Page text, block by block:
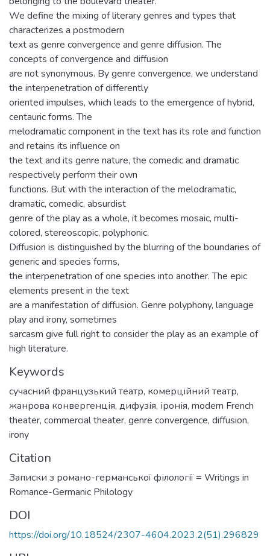
We define the mixing of literary genres and types that
characterizes a postmodern
text as genre convergence and genre diffusion. The
concepts of convergence and diffusion
are not synonymous. By genre convergence, we understand
the interpenetration of differently
oriented impulses, which leads to the emergence of hybrid,
centauric forms. The
melodramatic component in the text has its role and function
and retains its influence on
the text and its genre nature, the comedic and dramatic
respectively perform their own
functions. But with the interaction of the melodramatic,
dramatic, comedic, absurdist
genre of the play as a whole, it becomes mosaic, multi-
colored, stereoscopic, polyphonic.
Diffusion is distinguished by the blurring of the boundaries of
generic and species forms,
the interpenetration of one species into another. The epic
elements present in the text
are a manifestation of diffusion. Genre polyphony, language
play and irony, sometimes
sarcasm give full right to consider the play as an example of
high literature.
Keywords
сучасний французький театр, комерційний театр,
жанрова конвергенція, дифузія, іронія, modern French
theater, commercial theater, genre convergence, diffusion,
irony
Citation
Записки з романо-германської філології = Writings in
Romance-Germanic Philology
DOI
https://doi.org/10.18524/2307-4604.2023.2(51).296829